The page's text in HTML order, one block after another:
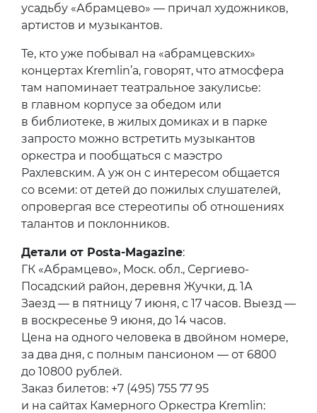
усадьбу «Абрамцево» — причал художников,
артистов и музыкантов.
Те, кто уже побывал на «абрамцевских»
концертах Kremlin’а, говорят, что атмосфера
там напоминает театральное закулисье:
в главном корпусе за обедом или
в библиотеке, в жилых домиках и в парке
запросто можно встретить музыкантов
оркестра и пообщаться с маэстро
Рахлевским. А уж он с интересом общается
со всеми: от детей до пожилых слушателей,
опровергая все стереотипы об отношениях
талантов и поклонников.
Детали от Posta-Magazine:
ГК «Абрамцево», Моск. обл., Сергиево-
Посадский район, деревня Жучки, д. 1А
Заезд — в пятницу 7 июня, с 17 часов. Выезд —
в воскресенье 9 июня, до 14 часов.
Цена на одного человека в двойном номере,
за два дня, с полным пансионом — от 6800
до 10800 рублей.
Заказ билетов: +7 (495) 755 77 95
и на сайтах Камерного Оркестра Kremlin: